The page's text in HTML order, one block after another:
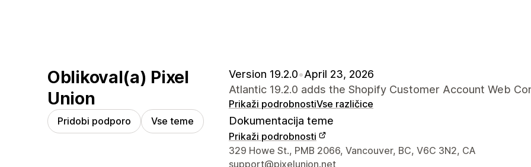
Oblikoval(a) Pixel
Union
Pridobi podporo Vse teme
Version 19.2.0•April 23, 2026
Atlantic 19.2.0 adds the Shopify Customer Account Web
Prikaži podrobnostiVse različice
Dokumentacija teme
Prikaži podrobnosti
Podatki za stik z oblikovalcem
329 Howe St., PMB 2066, Vancouver, BC, V6C 3N2, CA
support@pixelunion.net